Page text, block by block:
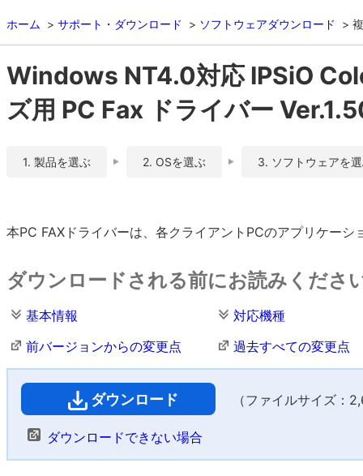
ホーム サポート・ダウンロード ソフトウェアダウンロード
Windows NT4.0対応 IPSiO
ズ用 PC Fax ドライバー
1. 製品を選ぶ 2. OSを選ぶ 3. ソフトウェアを
本PC FAXドライバーは、各クライアントPCのアプリケー
ダウンロードされる前にお読みくださ
基本情報
対応機種
前バージョンからの変更点
過去すべての変更点
ダウンロード （ファイルサイズ：
ダウンロードできない場合